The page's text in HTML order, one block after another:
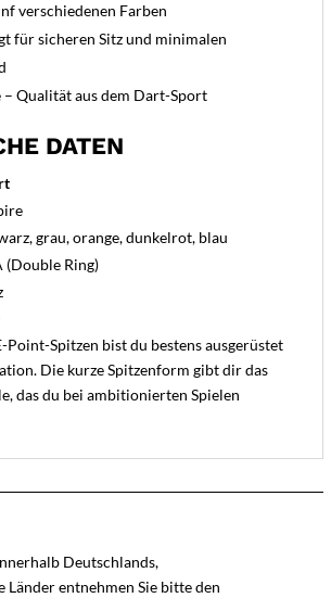
verschiedenen Farben
für sicheren Sitz und minimalen
– Qualität aus dem Dart-Sport
DATEN
grau, orange, dunkelrot, blau
(Double Ring)
Point-Spitzen bist du bestens ausgerüstet
Die kurze Spitzenform gibt dir das
das du bei ambitionierten Spielen
Deutschlands,
Länder entnehmen Sie bitte den